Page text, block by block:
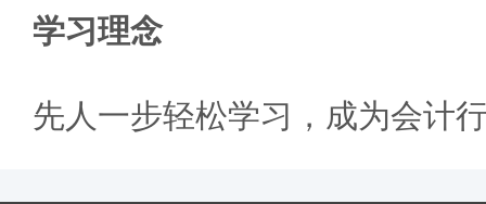
学习理念
先人一步轻松学习，成为会计